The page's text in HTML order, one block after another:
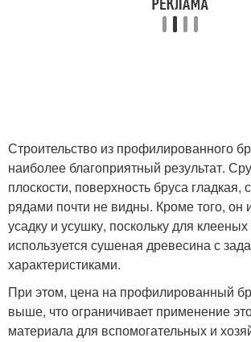
Строительство из профилированного
наиболее благоприятный результат.
плоскости, поверхность бруса гладкая,
рядами почти не видны. Кроме того,
усадку и усушку, поскольку для
используется сушеная древесина с
характеристиками.
При этом, цена на профилированный
выше, что ограничивает применение
материала для вспомогательных и